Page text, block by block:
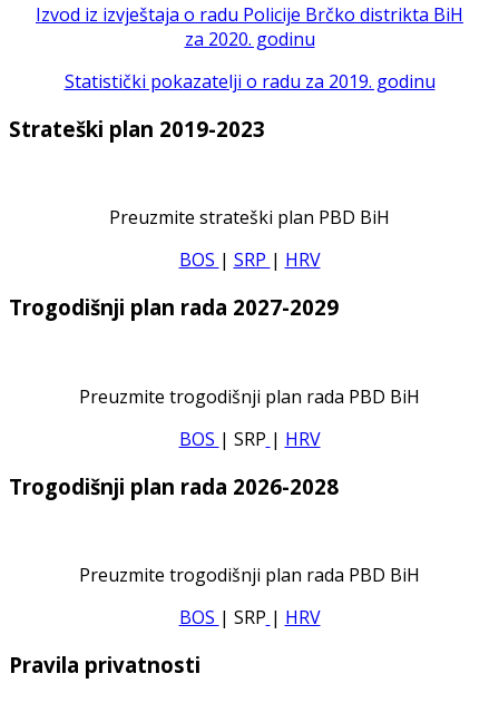
Izvod iz izvještaja o radu Policije Brčko distrikta BiH
za 2020. godinu
Statistički pokazatelji o radu za 2019. godinu
Strateški plan 2019-2023
Preuzmite strateški plan PBD BiH
BOS | SRP | HRV
Trogodišnji plan rada 2027-2029
Preuzmite trogodišnji plan rada PBD BiH
BOS | SRP | HRV
Trogodišnji plan rada 2026-2028
Preuzmite trogodišnji plan rada PBD BiH
BOS | SRP | HRV
Pravila privatnosti